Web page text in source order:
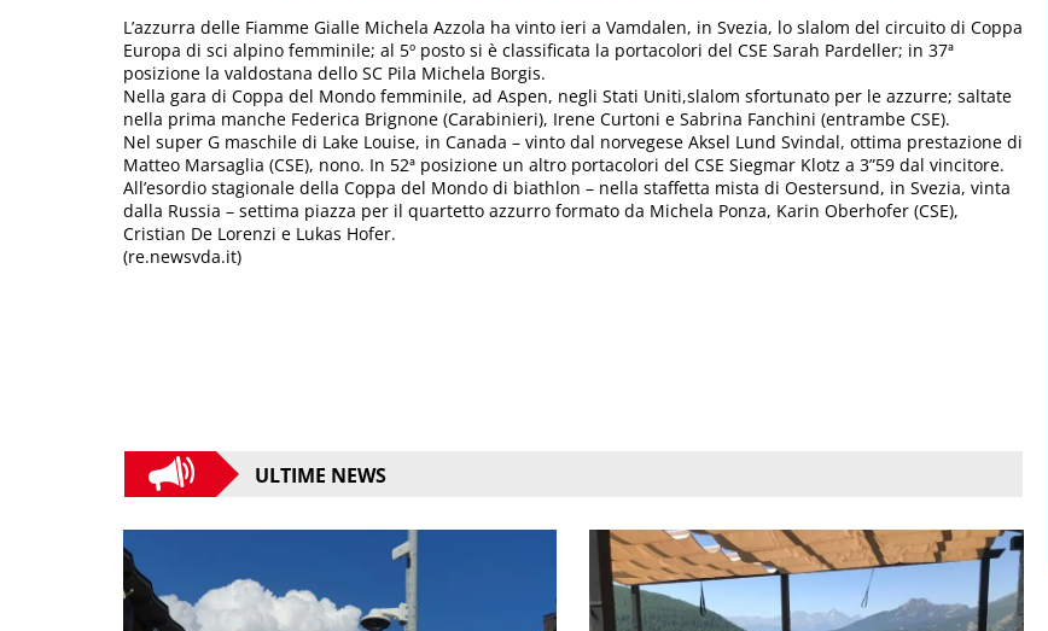
L’azzurra delle Fiamme Gialle Michela Azzola ha vinto ieri a Vamdalen, in Svezia, lo slalom del circuito di Coppa
Europa di sci alpino femminile; al 5º posto si è classificata la portacolori del CSE Sarah Pardeller; in 37ª
posizione la valdostana dello SC Pila Michela Borgis.
Nella gara di Coppa del Mondo femminile, ad Aspen, negli Stati Uniti,slalom sfortunato per le azzurre; saltate
nella prima manche Federica Brignone (Carabinieri), Irene Curtoni e Sabrina Fanchini (entrambe CSE).
Nel super G maschile di Lake Louise, in Canada – vinto dal norvegese Aksel Lund Svindal, ottima prestazione di
Matteo Marsaglia (CSE), nono. In 52ª posizione un altro portacolori del CSE Siegmar Klotz a 3”59 dal vincitore.
All’esordio stagionale della Coppa del Mondo di biathlon – nella staffetta mista di Oestersund, in Svezia, vinta
dalla Russia – settima piazza per il quartetto azzurro formato da Michela Ponza, Karin Oberhofer (CSE),
Cristian De Lorenzi e Lukas Hofer.
(re.newsvda.it)
ULTIME NEWS